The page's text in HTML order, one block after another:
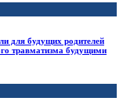
для будущих родителей
травматизма будущими